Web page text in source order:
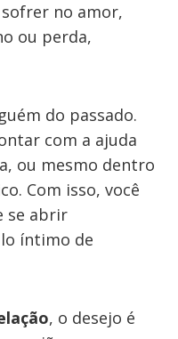
no amor,
ou perda,
do passado.
com a ajuda
ou mesmo dentro
Com isso, você
se abrir
íntimo de
, o desejo é